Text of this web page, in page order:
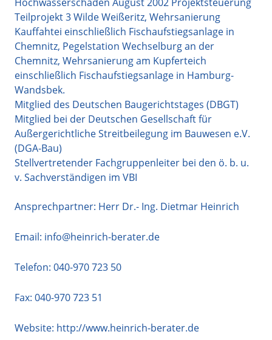
Teilprojekt 3 Wilde Weißeritz, Wehrsanierung
Kauffahtei einschließlich Fischaufstiegsanlage in
Chemnitz, Pegelstation Wechselburg an der
Chemnitz, Wehrsanierung am Kupferteich
einschließlich Fischaufstiegsanlage in Hamburg-
Wandsbek.
Mitglied des Deutschen Baugerichtstages (DBGT)
Mitglied bei der Deutschen Gesellschaft für
Außergerichtliche Streitbeilegung im Bauwesen e.V.
(DGA-Bau)
Stellvertretender Fachgruppenleiter bei den ö. b. u.
v. Sachverständigen im VBI
Ansprechpartner: Herr Dr.- Ing. Dietmar Heinrich
Email: info@heinrich-berater.de
Telefon: 040-970 723 50
Fax: 040-970 723 51
Website: http://www.heinrich-berater.de